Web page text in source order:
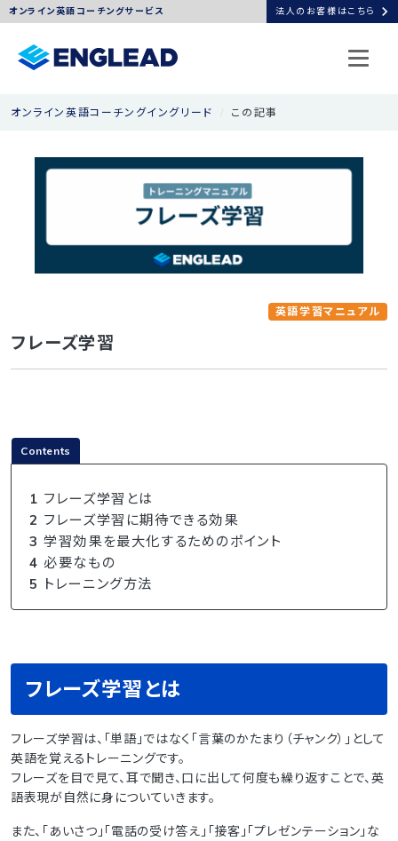
オンライン英語コーチングサービス 法人のお客様はこちら chevron_right
オンライン英語コーチングイングリード この記事
英語学習マニュアル
フレーズ学習
Contents
1 フレーズ学習とは
2 フレーズ学習に期待できる効果
3 学習効果を最大化するためのポイント
4 必要なもの
5 トレーニング方法
フレーズ学習とは
フレーズ学習は、「単語」ではなく「言葉のかたまり（チャンク）」として
英語を覚えるトレーニングです。
フレーズを目で見て、耳で聞き、口に出して何度も繰り返すことで、英
語表現が自然に身についていきます。
また、「あいさつ」「電話の受け答え」「接客」「プレゼンテーション」な